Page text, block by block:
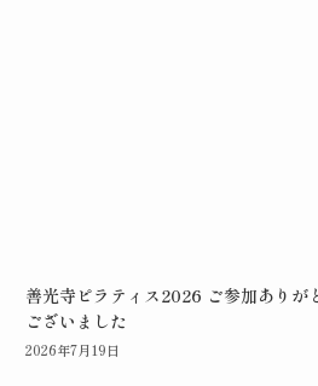
善光寺ピラティス2026 ご参加ありが
ございました
2026年7月19日